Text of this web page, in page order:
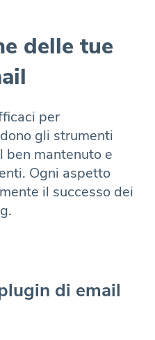
delle tue
per
gli strumenti
ben mantenuto e
Ogni aspetto
il successo dei
di email